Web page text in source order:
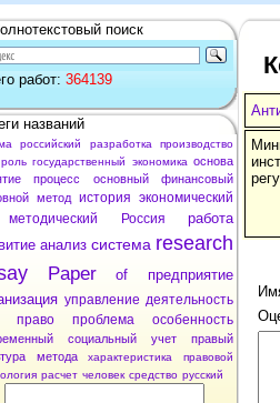
поиск
работ: 364139
названий
российский разработка
производство
роль государственный экономика основа
процесс основный
финансовый
метод история экономический
методический Россия
работа
анализ система research
Paper of
предприятие
управление деятельность
право проблема особенность
социальный учет
правый
метода характеристика
правовой
расчет человек средство русский